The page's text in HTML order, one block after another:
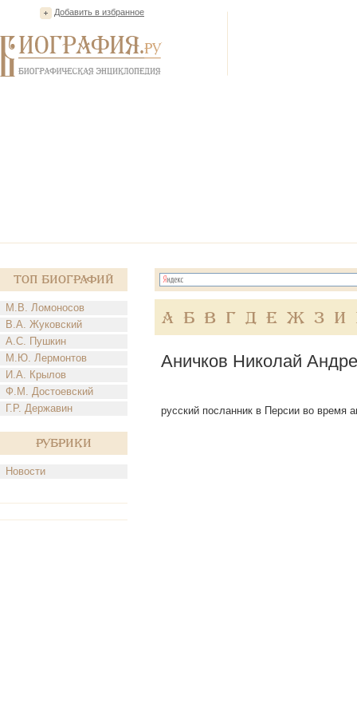
Добавить в избранное
Топ Биографий
М.В. Ломоносов
В.А. Жуковский
А.С. Пушкин
М.Ю. Лермонтов
И.А. Крылов
Ф.М. Достоевский
Г.Р. Державин
Рубрики
Новости
А Б В Г Д Е Ж З И
Аничков Николай
русский посланник в Персии во время